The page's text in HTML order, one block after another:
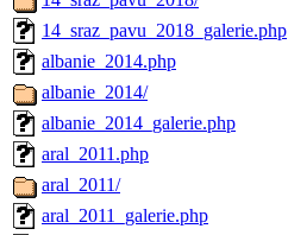
14_sraz_pavu_2018_galerie.php
albanie_2014.php
albanie_2014/
albanie_2014_galerie.php
aral_2011.php
aral_2011/
aral_2011_galerie.php